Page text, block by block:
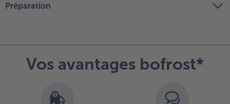
Préparation
Vos avantages bofrost*